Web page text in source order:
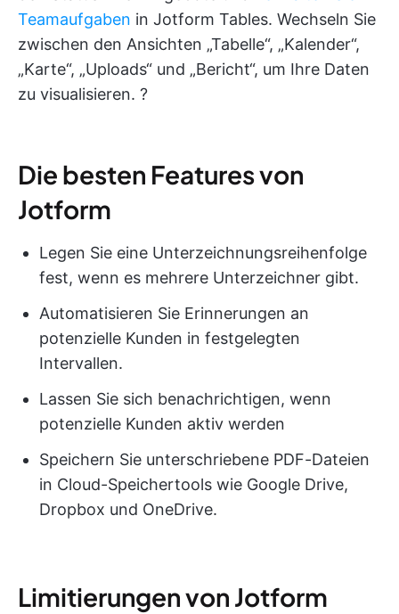
Teamaufgaben in Jotform Tables. Wechseln Sie
zwischen den Ansichten „Tabelle“, „Kalender“,
„Karte“, „Uploads“ und „Bericht“, um Ihre Daten
zu visualisieren. ?
Die besten Features von
Jotform
Legen Sie eine Unterzeichnungsreihenfolge
fest, wenn es mehrere Unterzeichner gibt.
Automatisieren Sie Erinnerungen an
potenzielle Kunden in festgelegten
Intervallen.
Lassen Sie sich benachrichtigen, wenn
potenzielle Kunden aktiv werden
Speichern Sie unterschriebene PDF-Dateien
in Cloud-Speichertools wie Google Drive,
Dropbox und OneDrive.
Limitierungen von Jotform